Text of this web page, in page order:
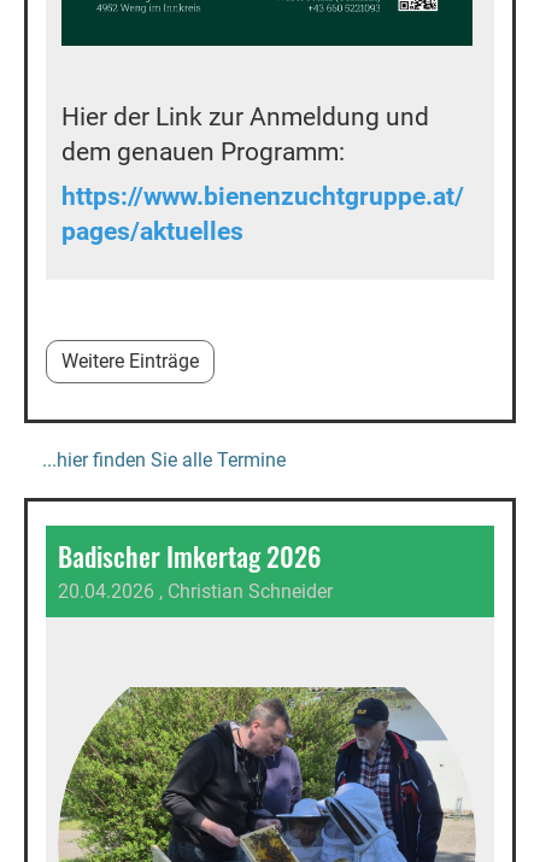
Hier der Link zur Anmeldung und
dem genauen Programm:
https://www.bienenzuchtgruppe.at/
pages/aktuelles
Weitere Einträge
...hier finden Sie alle Termine
Badischer Imkertag 2026
20.04.2026 , Christian Schneider